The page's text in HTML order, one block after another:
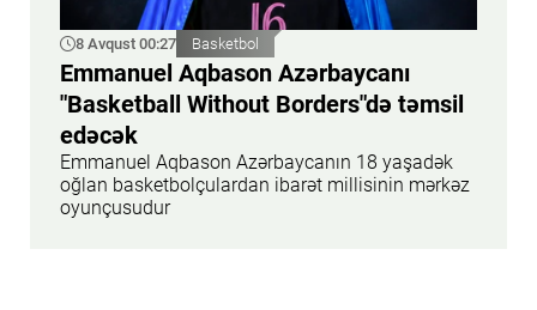
8 Avqust 00:27 Basketbol
Emmanuel Aqbason Azərbaycanı
"Basketball Without Borders"də təmsil
edəcək
Emmanuel Aqbason Azərbaycanın 18 yaşadək
oğlan basketbolçulardan ibarət millisinin mərkəz
oyunçusudur